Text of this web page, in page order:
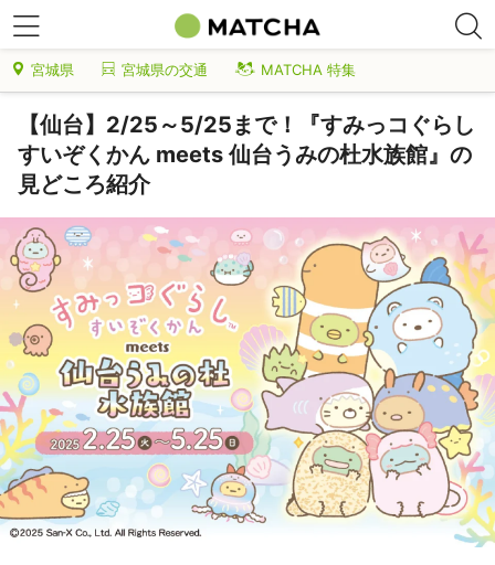
宮城県 宮城県の交通 MATCHA 特集
【仙台】2/25～5/25まで！『すみっコぐらし
すいぞくかん meets 仙台うみの杜水族館』の
見どころ紹介